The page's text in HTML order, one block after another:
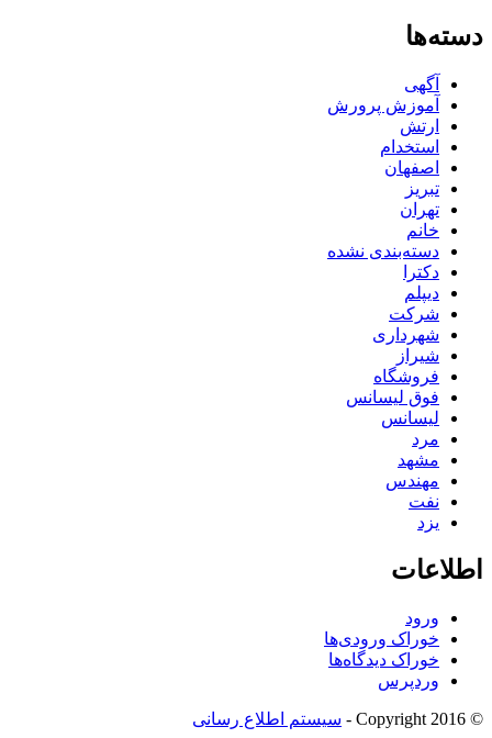
دسته‌ها
آگهی
آموزش پرورش
ارتش
استخدام
اصفهان
تبریز
تهران
خانم
دسته‌بندی نشده
دکترا
دیپلم
شرکت
شهرداری
شیراز
فروشگاه
فوق لیسانس
لیسانس
مرد
مشهد
مهندس
نفت
یزد
اطلاعات
ورود
خوراک ورودی‌ها
خوراک دیدگاه‌ها
وردپرس
© Copyright 2016 - سیستم اطلاع رسانی